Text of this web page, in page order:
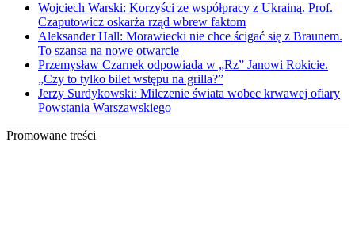
Wojciech Warski: Korzyści ze współpracy z Ukrainą. Prof.
Czaputowicz oskarża rząd wbrew faktom
Aleksander Hall: Morawiecki nie chce ścigać się z Braunem.
To szansa na nowe otwarcie
Przemysław Czarnek odpowiada w „Rz” Janowi Rokicie.
„Czy to tylko bilet wstępu na grilla?”
Jerzy Surdykowski: Milczenie świata wobec krwawej ofiary
Powstania Warszawskiego
Promowane treści